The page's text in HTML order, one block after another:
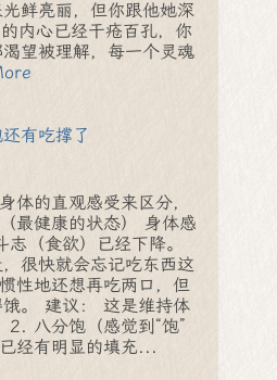
鲜亮丽，但你跟他她深
内心已经干疮百孔，你
望被理解，每一个灵魂
有吃撑了
体的直观感受来区分，
最健康的状态） 身体感
（食欲）已经下降。
很快就会忘记吃东西这
性地还想再吃两口，但
。 建议： 这是维持体
2. 八分饱（感觉到“饱”
经有明显的填充...